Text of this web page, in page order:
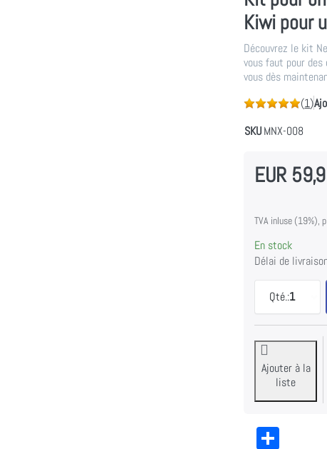
Kiwi pour
Découvrez le kit
vous faut pour
vous dès
(1)
SKUMNX-008
EUR
TVA inluse (19%),
En stock
Délai de
Qté.:1
Ajouter à la
liste